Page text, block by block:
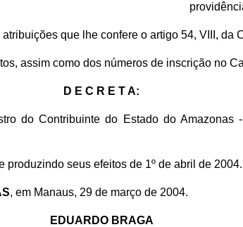
atribuições que lhe confere o artigo 54, VIII, da
assim como dos números de inscrição no
D E C R E T A:
do Contribuinte do Estado do Amazonas
seus efeitos de 1º de abril de 2004.
, em Manaus, 29 de março de 2004.
EDUARDO BRAGA